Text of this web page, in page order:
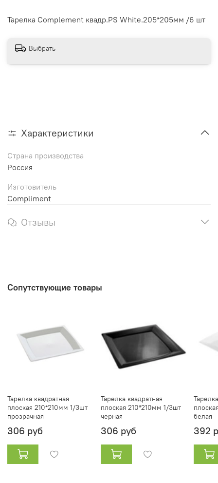
Тарелка Complement квадр.PS White.205*205мм /6 шт
Выбрать
Характеристики
Страна производства
Россия
Изготовитель
Compliment
Отзывы
Сопутствующие товары
Тарелка квадратная
плоская 210*210мм 1/3шт
прозрачная
306 руб
Тарелка квадратная
плоская 210*210мм 1/3шт
черная
306 руб
белая
392